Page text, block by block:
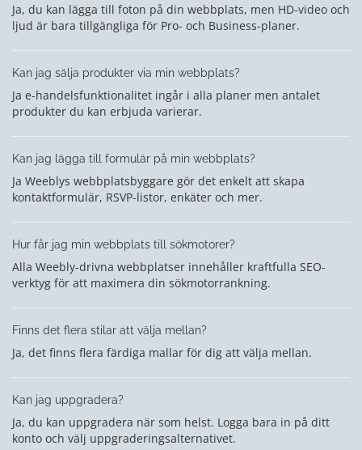
Ja, du kan lägga till foton på din webbplats, men HD-video och
ljud är bara tillgängliga för Pro- och Business-planer.
Kan jag sälja produkter via min webbplats?
Ja e-handelsfunktionalitet ingår i alla planer men antalet
produkter du kan erbjuda varierar.
Kan jag lägga till formulär på min webbplats?
Ja Weeblys webbplatsbyggare gör det enkelt att skapa
kontaktformulär, RSVP-listor, enkäter och mer.
Hur får jag min webbplats till sökmotorer?
Alla Weebly-drivna webbplatser innehåller kraftfulla SEO-
verktyg för att maximera din sökmotorrankning.
Finns det flera stilar att välja mellan?
Ja, det finns flera färdiga mallar för dig att välja mellan.
Kan jag uppgradera?
Ja, du kan uppgradera när som helst. Logga bara in på ditt
konto och välj uppgraderingsalternativet.